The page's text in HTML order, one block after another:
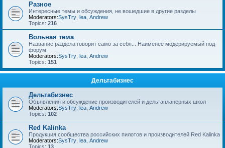
Разное
Интересные темы и обсуждения, не вошедшие в другие разделы
Moderators:SysTry lea Andrew
Topics: 216
Вольная тема
Название раздела говорит само за себя... Наименее модерируемый под-
форум.
Moderators:SysTry lea Andrew
Topics: 151
Дельтабизнес
Дельтабизнес
Объявления и обсуждение производителей и дельтапланерных школ
Moderators:SysTry lea Andrew
Topics: 102
Red Kalinka
Продукция сообщества российских пилотов и производителей Red Kalinka
Moderators:SysTry lea Andrew
Topics: 13